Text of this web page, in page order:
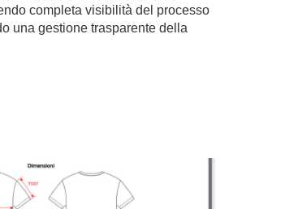
completa visibilità del processo
una gestione trasparente della